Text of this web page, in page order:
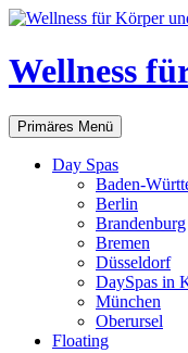
Zum
springen
Wellness
Suchen
Primäres Menü
Day Spas
Baden-
Berlin
Brandenburg
Bremen
Düsseldorf
DaySpas in
München
Oberursel
Floating